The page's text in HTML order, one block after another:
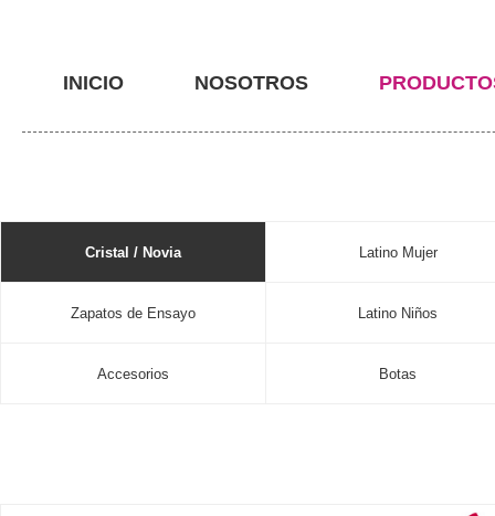
INICIO NOSOTROS
Cristal / Novia Latino Mujer
Zapatos de Ensayo Latino Niños
Accesorios Botas